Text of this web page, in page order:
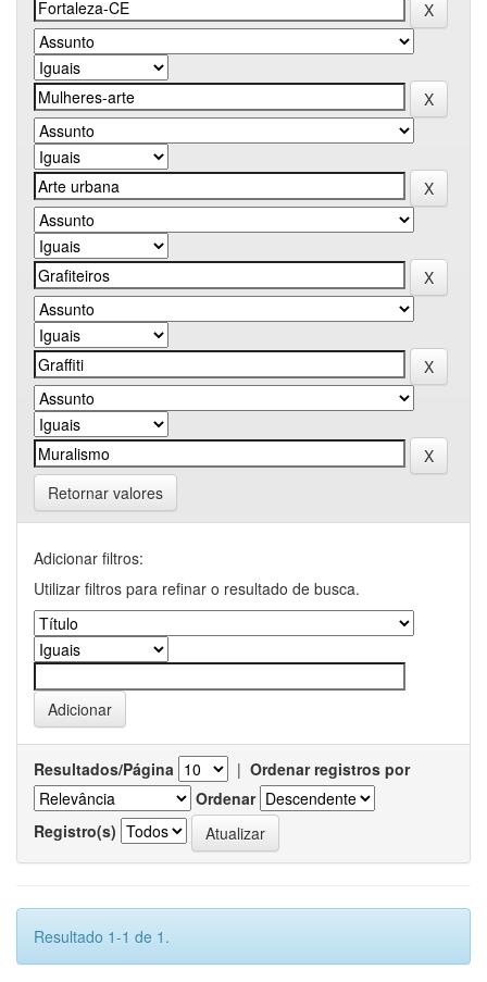
Retornar valores
Adicionar filtros:
Utilizar filtros para refinar o resultado de busca.
Resultados/Página | Ordenar registros por
Ordenar
Registro(s)
Resultado 1-1 de 1.